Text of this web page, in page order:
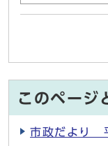
このページ
市政だより